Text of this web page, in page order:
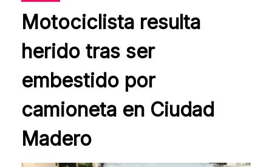
Motociclista resulta
herido tras ser
embestido por
camioneta en Ciudad
Madero